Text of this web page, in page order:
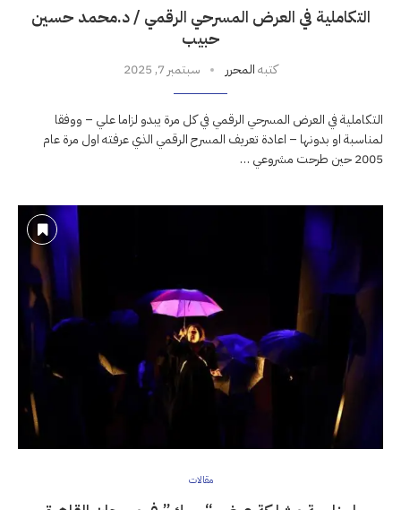
التكاملية في العرض المسرحي الرقمي / د.محمد حسين
حبيب
كتبهالمحرر سبتمبر 7, 2025
التكاملية في العرض المسرحي الرقمي في كل مرة يبدو لزاما علي – ووفقا
لمناسبة او بدونها – اعادة تعريف المسرح الرقمي الذي عرفته اول مرة عام
2005 حين طرحت مشروعي …
مقالات